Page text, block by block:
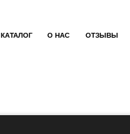
КАТАЛОГ О НАС ОТЗЫВЫ